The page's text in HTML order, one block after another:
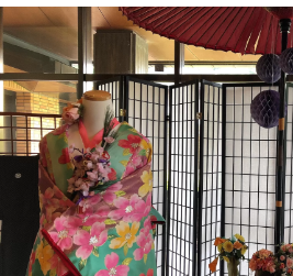
ประสบการณ์การวาดภ
ดั้งเดิม ห้องปิงปอง และ